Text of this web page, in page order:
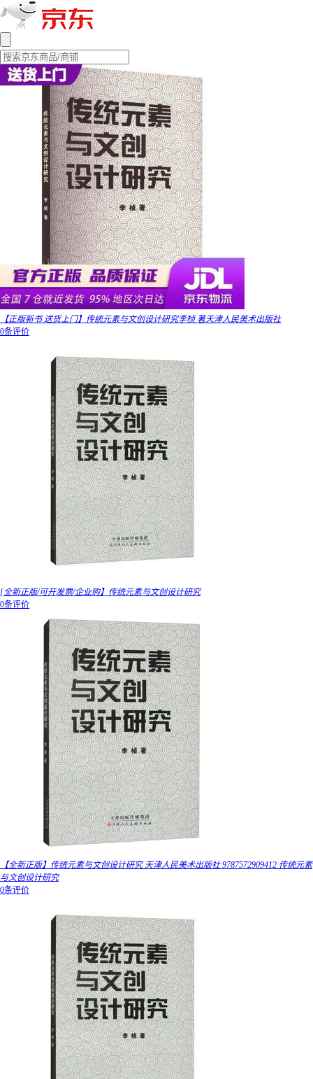
【正版新书 送货上门】传统元素与文创设计研究李桢 著天津人民美术出版社
0条评价
[全新正版/可开发票/企业购】传统元素与文创设计研究
0条评价
【全新正版】传统元素与文创设计研究 天津人民美术出版社 9787572909412 传统元素
与文创设计研究
0条评价